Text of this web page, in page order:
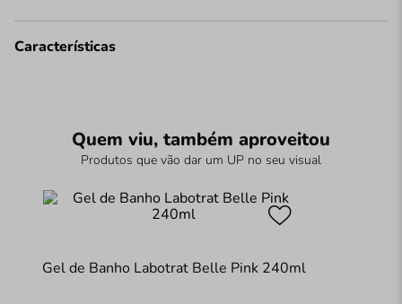
Características
Quem viu, também aproveitou
Produtos que vão dar um UP no seu visual
Gel de Banho Labotrat Belle Pink 240ml